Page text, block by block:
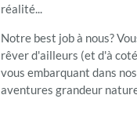
réalité...
Notre best job à nous?
rêver d'ailleurs (et d'à
vous embarquant dans nos
aventures grandeur